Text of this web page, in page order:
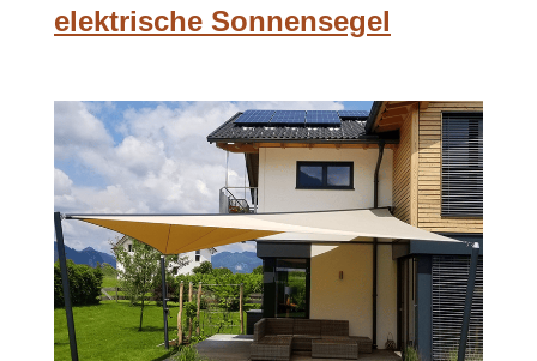
elektrische Sonnensegel